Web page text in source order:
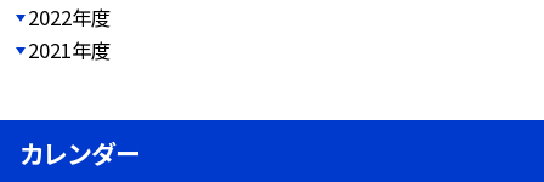
2022年度
2021年度
カレンダー